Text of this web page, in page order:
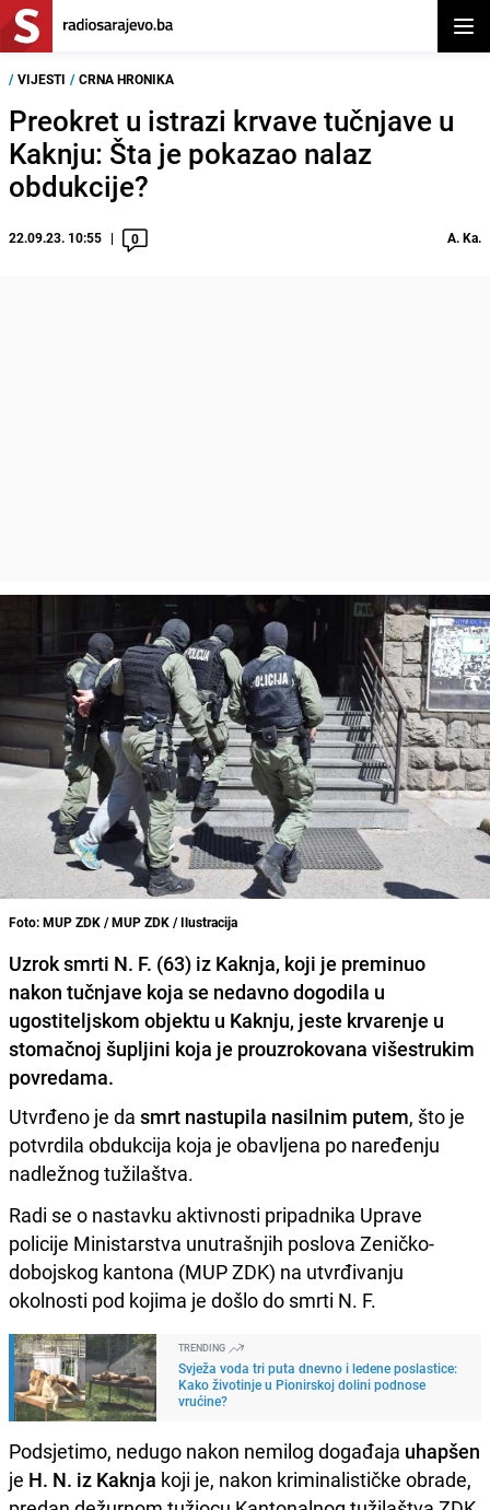
/ VIJESTI / CRNA HRONIKA
Preokret u istrazi krvave tučnjave u
Kaknju: Šta je pokazao nalaz
obdukcije?
22.09.23. 10:55 0 A. Ka.
Foto: MUP ZDK / MUP ZDK / Ilustracija
Uzrok smrti N. F. (63) iz Kaknja, koji je preminuo
nakon tučnjave koja se nedavno dogodila u
ugostiteljskom objektu u Kaknju, jeste krvarenje u
stomačnoj šupljini koja je prouzrokovana višestrukim
povredama.
Utvrđeno je da smrt nastupila nasilnim putem, što je
potvrdila obdukcija koja je obavljena po naređenju
nadležnog tužilaštva.
Radi se o nastavku aktivnosti pripadnika Uprave
policije Ministarstva unutrašnjih poslova Zeničko-
dobojskog kantona (MUP ZDK) na utvrđivanju
okolnosti pod kojima je došlo do smrti N. F.
TRENDING
Svježa voda tri puta dnevno i ledene poslastice:
Kako životinje u Pionirskoj dolini podnose
vrućine?
Podsjetimo, nedugo nakon nemilog događaja uhapšen
je H. N. iz Kaknja koji je, nakon kriminalističke obrade,